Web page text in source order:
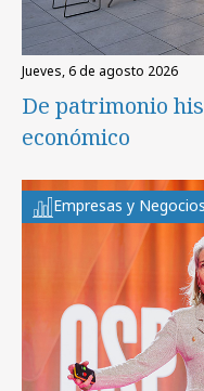
jueves, 6 de agosto 2026
De patrimonio
económico
Empresas y Negocios